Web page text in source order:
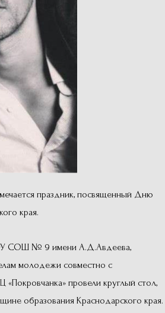
праздник, посвященный Дню
края.
СОШ № 9 имени А.Д.Авдеева,
молодежи совместно с
провели круглый стол,
образования Краснодарского края.